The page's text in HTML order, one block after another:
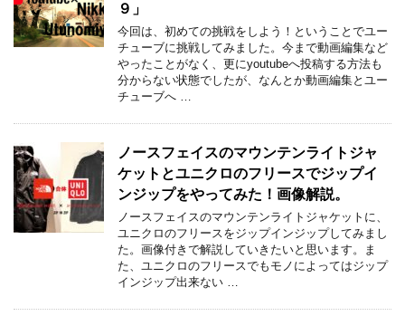
９」
今回は、初めての挑戦をしよう！ということでユー
チューブに挑戦してみました。今まで動画編集など
やったことがなく、更にyoutubeへ投稿する方法も
分からない状態でしたが、なんとか動画編集とユー
チューブへ …
ノースフェイスのマウンテンライトジャ
ケットとユニクロのフリースでジップイ
ンジップをやってみた！画像解説。
ノースフェイスのマウンテンライトジャケットに、
ユニクロのフリースをジップインジップしてみまし
た。画像付きで解説していきたいと思います。ま
た、ユニクロのフリースでもモノによってはジップ
インジップ出来ない …